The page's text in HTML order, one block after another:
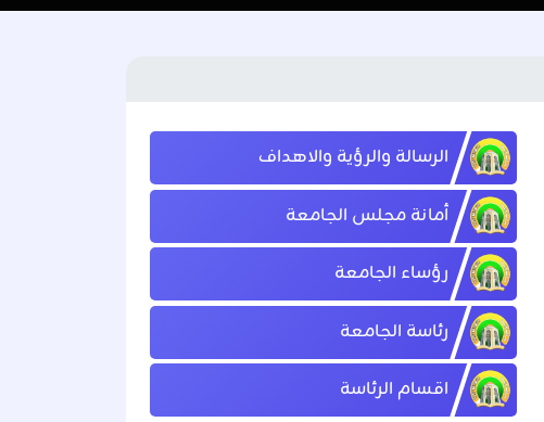
الرسالة والرؤية والاهداف
أمانة مجلس الجامعة
رؤساء الجامعة
رئاسة الجامعة
اقسام الرئاسة